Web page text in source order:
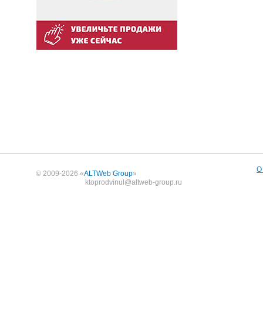
© 2009-2026 «ALTWeb Group»
ktoprodvinul@altweb-group.ru
О